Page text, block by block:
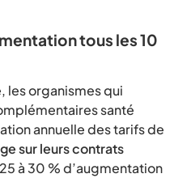
tous les 10
les organismes qui
santé
annuelle des tarifs de
sur leurs contrats
à 30 % d’augmentation